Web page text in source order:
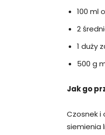
100 ml
2
1 duży
500 g
Jak go
Czosnek i
siemienia